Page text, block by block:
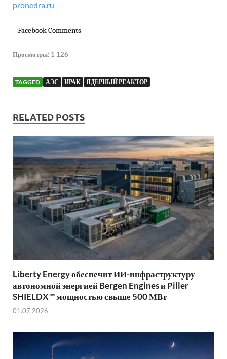
pronedra.ru
Facebook Comments
Просмотры: 1 126
TAGGED АЭС ИРАК ЯДЕРНЫЙ РЕАКТОР
RELATED POSTS
Liberty Energy обеспечит ИИ-инфраструктуру
автономной энергией Bergen Engines и Piller
SHIELDX™ мощностью свыше 500 МВт
01.07.2026